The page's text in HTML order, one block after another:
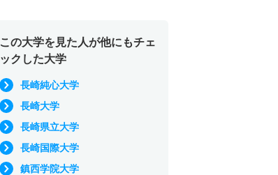
この大学を見た人が他にもチェ
ックした大学
長崎純心大学
長崎大学
長崎県立大学
長崎国際大学
鎮西学院大学